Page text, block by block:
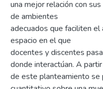
una mejor relación con
de ambientes
adecuados que faciliten el
espacio en el que
docentes y discentes
donde interactúan. A partir
de este planteamiento se